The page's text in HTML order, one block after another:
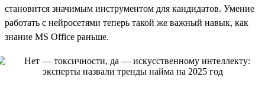
становится значимым инструментом для кандидатов. Умение
работать с нейросетями теперь такой же важный навык, как
знание MS Office раньше.